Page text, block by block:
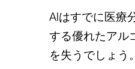
AIはすでに医療
する優れたアル
を失うでしょう